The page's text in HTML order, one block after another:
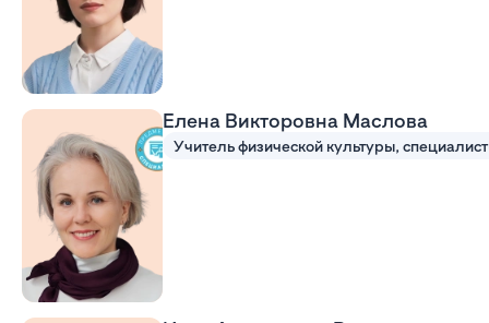
Елена Викторовна Маслова